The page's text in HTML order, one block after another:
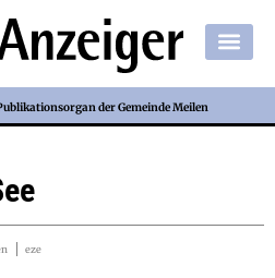
der Gemeinde Meilen
eze